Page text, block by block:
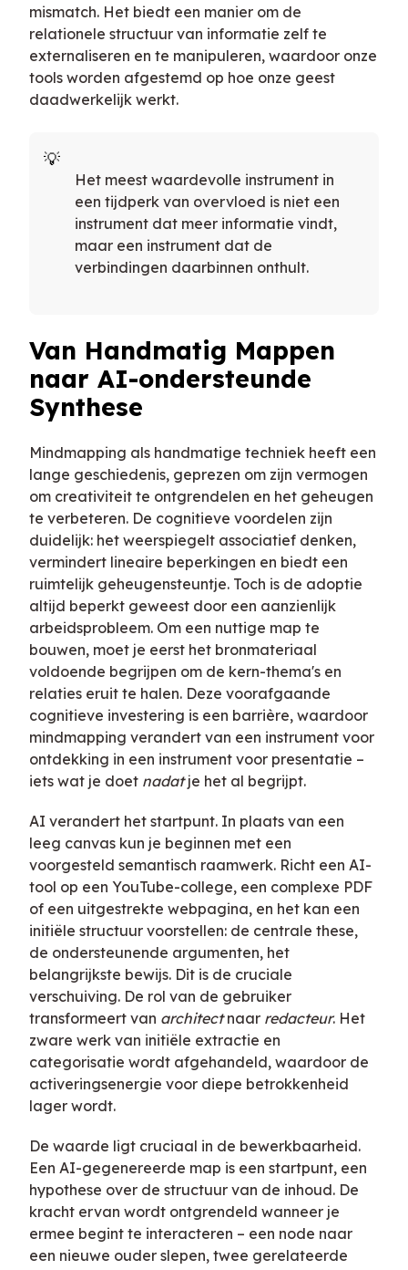
mismatch. Het biedt een manier om de
relationele structuur van informatie zelf te
externaliseren en te manipuleren, waardoor onze
tools worden afgestemd op hoe onze geest
daadwerkelijk werkt.
Het meest waardevolle instrument in
een tijdperk van overvloed is niet een
instrument dat meer informatie vindt,
maar een instrument dat de
verbindingen daarbinnen onthult.
Van Handmatig Mappen
naar AI-ondersteunde
Synthese
Mindmapping als handmatige techniek heeft een
lange geschiedenis, geprezen om zijn vermogen
om creativiteit te ontgrendelen en het geheugen
te verbeteren. De cognitieve voordelen zijn
duidelijk: het weerspiegelt associatief denken,
vermindert lineaire beperkingen en biedt een
ruimtelijk geheugensteuntje. Toch is de adoptie
altijd beperkt geweest door een aanzienlijk
arbeidsprobleem. Om een nuttige map te
bouwen, moet je eerst het bronmateriaal
voldoende begrijpen om de kern-thema's en
relaties eruit te halen. Deze voorafgaande
cognitieve investering is een barrière, waardoor
mindmapping verandert van een instrument voor
ontdekking in een instrument voor presentatie –
iets wat je doet nadatje het al begrijpt.
AI verandert het startpunt. In plaats van een
leeg canvas kun je beginnen met een
voorgesteld semantisch raamwerk. Richt een AI-
tool op een YouTube-college, een complexe PDF
of een uitgestrekte webpagina, en het kan een
initiële structuur voorstellen: de centrale these,
de ondersteunende argumenten, het
belangrijkste bewijs. Dit is de cruciale
verschuiving. De rol van de gebruiker
transformeert van architectnaar redacteur. Het
zware werk van initiële extractie en
categorisatie wordt afgehandeld, waardoor de
activeringsenergie voor diepe betrokkenheid
lager wordt.
De waarde ligt cruciaal in de bewerkbaarheid.
Een AI-gegenereerde map is een startpunt, een
hypothese over de structuur van de inhoud. De
kracht ervan wordt ontgrendeld wanneer je
ermee begint te interacteren – een node naar
een nieuwe ouder slepen, twee gerelateerde